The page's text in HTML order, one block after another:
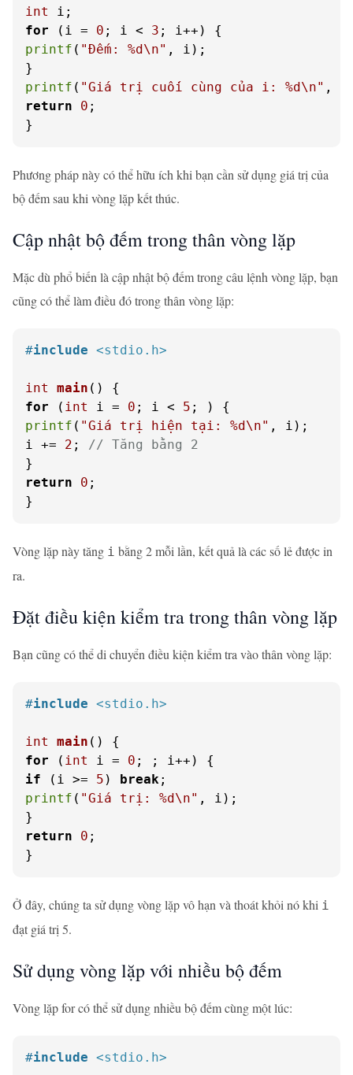
int
for (i = 0 ; i < 3
printf ( "Đếm: %d\n" , i);
printf ( "Giá trị cuối cùng của i: %d\n"
return
0 ;
}
Phương pháp này có thể hữu ích khi bạn cần sử dụng giá trị của
bộ đếm sau khi vòng lặp kết thúc.
Cập nhật bộ đếm trong thân vòng lặp
Mặc dù phổ biến là cập nhật bộ đếm trong câu lệnh vòng lặp, bạn
cũng có thể làm điều đó trong thân vòng lặp:
#include <stdio.h>
int main ()
for ( int i = 0 ; i < 5
printf ( "Giá trị hiện tại: %d\n" , i);
i += 2 ; // Tăng bằng 2
return
0 ;
}
Vòng lặp này tăng i bằng 2 mỗi lần, kết quả là các số lẻ được in
ra.
Đặt điều kiện kiểm tra trong thân vòng lặp
Bạn cũng có thể di chuyển điều kiện kiểm tra vào thân vòng lặp:
#include <stdio.h>
int main ()
for ( int i = 0
if (i >= 5 ) break
printf ( "Giá trị: %d\n" , i);
return
0 ;
}
Ở đây, chúng ta sử dụng vòng lặp vô hạn và thoát khỏi nó khi i
đạt giá trị 5.
Sử dụng vòng lặp với nhiều bộ đếm
Vòng lặp for có thể sử dụng nhiều bộ đếm cùng một lúc:
#include <stdio.h>